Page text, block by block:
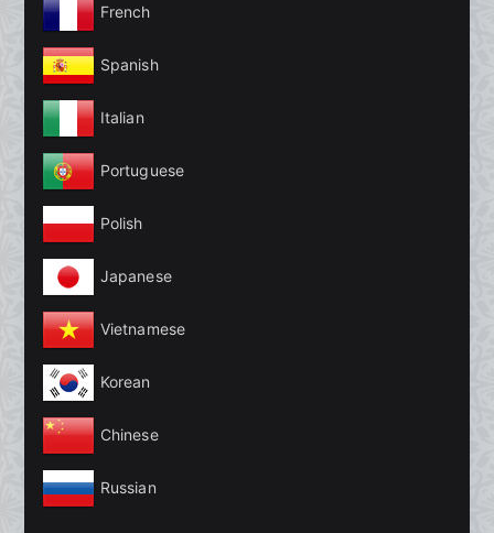
French
Spanish
Italian
Portuguese
Polish
Japanese
Vietnamese
Korean
Chinese
Russian